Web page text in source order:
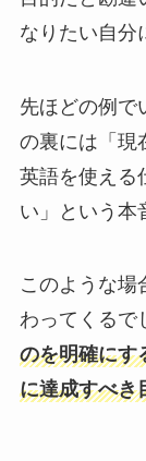
なりたい自分
先ほどの例で
の裏には「現
英語を使える
い」という本
このような場
わってくるで
のを明確にす
に達成すべき